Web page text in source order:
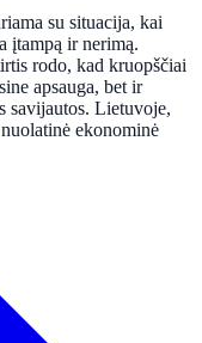
su situacija, kai
įtampą ir nerimą.
rodo, kad kruopščiai
apsauga, bet ir
savijautos. Lietuvoje,
ekonominė